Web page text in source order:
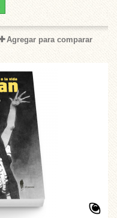
Agregar para comparar